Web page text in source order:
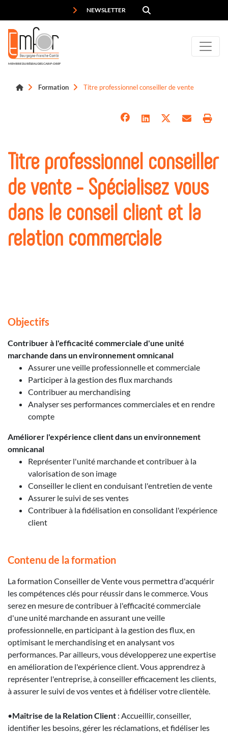
NEWSLETTER
MEMBRE DU RÉSEAU DES CARIF-OREF
Formation Titre professionnel conseiller de vente
Titre professionnel conseiller
de vente - Spécialisez vous
dans le conseil client et la
relation commerciale
Objectifs
Contribuer à l'efficacité commerciale d'une unité
marchande dans un environnement omnicanal
Assurer une veille professionnelle et commerciale
Participer à la gestion des flux marchands
Contribuer au merchandising
Analyser ses performances commerciales et en rendre
compte
Améliorer l'expérience client dans un environnement
omnicanal
Représenter l'unité marchande et contribuer à la
valorisation de son image
Conseiller le client en conduisant l'entretien de vente
Assurer le suivi de ses ventes
Contribuer à la fidélisation en consolidant l'expérience
client
Contenu de la formation
La formation Conseiller de Vente vous permettra d'acquérir
les compétences clés pour réussir dans le commerce. Vous
serez en mesure de contribuer à l'efficacité commerciale
d'une unité marchande en assurant une veille
professionnelle, en participant à la gestion des flux, en
optimisant le merchandising et en analysant vos
performances. Par ailleurs, vous développerez une expertise
en amélioration de l'expérience client. Vous apprendrez à
représenter l'entreprise, à conseiller efficacement les clients,
à assurer le suivi de vos ventes et à fidéliser votre clientèle.
•Maîtrise de la Relation Client : Accueillir, conseiller,
identifier les besoins, gérer les réclamations, et fidéliser les
Panneau de gestion des cookies